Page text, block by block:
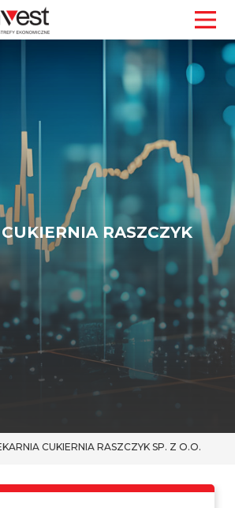
RASZCZYK
CUKIERNIA RASZCZYK SP. Z O.O.